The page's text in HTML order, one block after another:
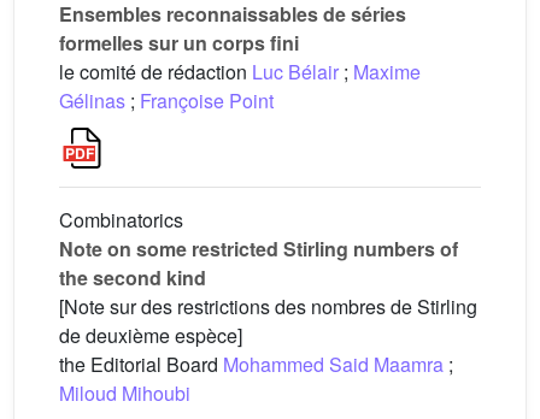
Ensembles reconnaissables de séries
formelles sur un corps fini
le comité de rédaction Luc Bélair ; Maxime
Gélinas ; Françoise Point
Combinatorics
Note on some restricted Stirling numbers of
the second kind
[Note sur des restrictions des nombres de Stirling
de deuxième espèce]
the Editorial Board Mohammed Said Maamra ;
Miloud Mihoubi